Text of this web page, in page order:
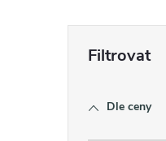
Dle ceny